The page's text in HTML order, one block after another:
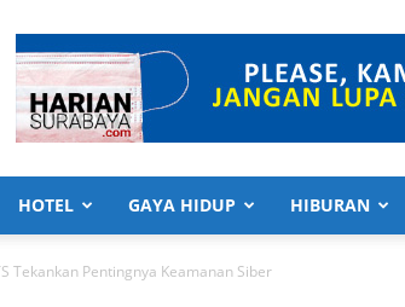
HOTEL GAYA HIDUP HIBURAN
Tekankan Pentingnya Keamanan Siber